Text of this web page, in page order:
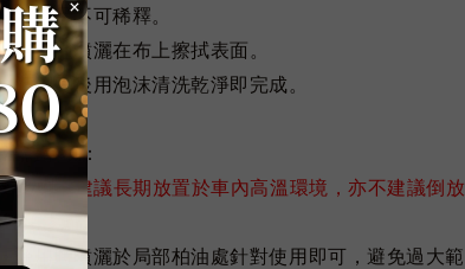
• 本產品不可稀釋。
• 均勻地噴灑在布上擦拭表面。
• 清潔完後用泡沫清洗乾淨即完成。
注意事項：
• 藥劑不建議長期放置於車內高溫環境，亦不建議倒放
避免滲漏。
• 使用時噴灑於局部柏油處針對使用即可，避免過大範